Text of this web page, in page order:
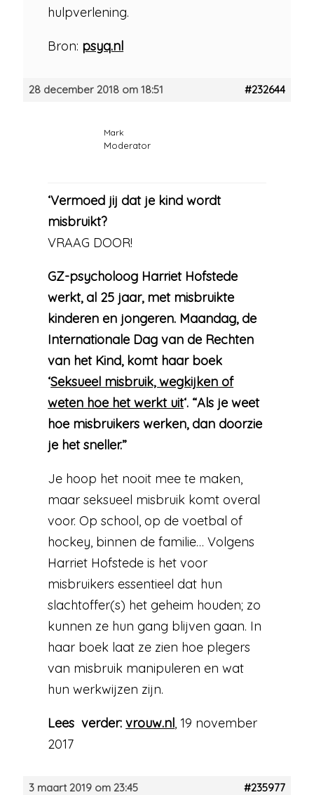
hulpverlening.
Bron: psyq.nl
28 december 2018 om 18:51 #232644
Mark
Moderator
‘Vermoed jij dat je kind wordt
misbruikt?
VRAAG DOOR!
GZ-psycholoog Harriet Hofstede
werkt, al 25 jaar, met misbruikte
kinderen en jongeren. Maandag, de
Internationale Dag van de Rechten
van het Kind, komt haar boek
‘Seksueel misbruik, wegkijken of
weten hoe het werkt uit‘. “Als je weet
hoe misbruikers werken, dan doorzie
je het sneller.”
Je hoop het nooit mee te maken,
maar seksueel misbruik komt overal
voor. Op school, op de voetbal of
hockey, binnen de familie… Volgens
Harriet Hofstede is het voor
misbruikers essentieel dat hun
slachtoffer(s) het geheim houden; zo
kunnen ze hun gang blijven gaan. In
haar boek laat ze zien hoe plegers
van misbruik manipuleren en wat
hun werkwijzen zijn.
Lees verder: vrouw.nl , 19 november
2017
3 maart 2019 om 23:45 #235977